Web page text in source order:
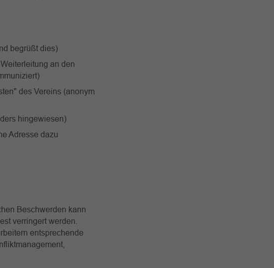
begrüßt dies)
an den
des Vereins (anonym
hingewiesen)
Adresse dazu
Beschwerden kann
verringert werden.
entsprechende